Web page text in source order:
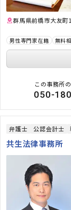
群馬県前橋市大友
男性専門家在籍 無料
この事務所
050-
弁護士 公認会計士
共生法律事務所